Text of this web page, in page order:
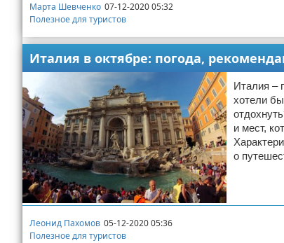
Марта Шевченко 07-12-2020 05:32
Полезное для туристов
Италия в октябре: погода,
Италия –
хотели
и мест,
о
Леонид Пахомов 05-12-2020 05:36
Полезное для туристов